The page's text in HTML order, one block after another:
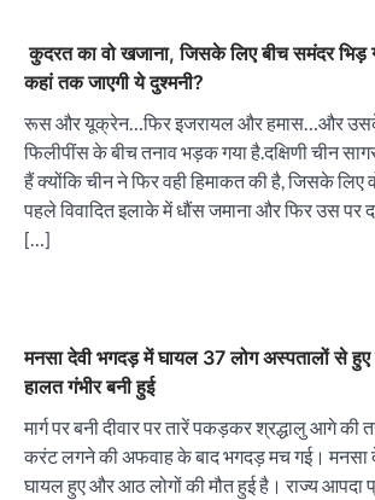
कुदरत का वो खजाना, जिसके लिए बीच समंदर भिड़
कहां तक जाएगी ये दुश्मनी?
रूस और यूक्रेन…फिर इजरायल और हमास…और
फिलीपींस के बीच तनाव भड़क गया है.दक्षिणी चीन
हैं क्योंकि चीन ने फिर वही हिमाकत की है, जिसके लिए
पहले विवादित इलाके में धौंस जमाना और फिर उस पर
[…]
मनसा देवी भगदड़ में घायल 37 लोग अस्पतालों से हुए
हालत गंभीर बनी हुई
मार्ग पर बनी दीवार पर तारें पकड़कर श्रद्धालु आगे
करंट लगने की अफवाह के बाद भगदड़ मच गई। मनसा
घायल हुए और आठ लोगों की मौत हुई है। राज्य आपदा